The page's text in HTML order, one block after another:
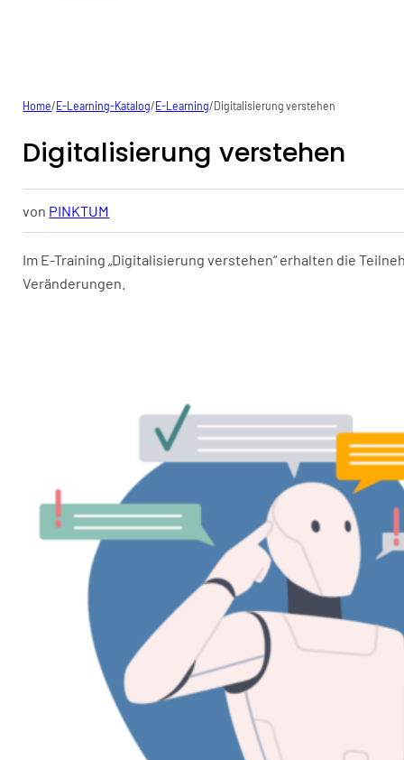
Home/ E-Learning-Katalog/ E-Learning/ Digitalisierung verstehen
Digitalisierung verstehen
von PINKTUM
Im E-Training „Digitalisierung verstehen“ erhalten die
Veränderungen.